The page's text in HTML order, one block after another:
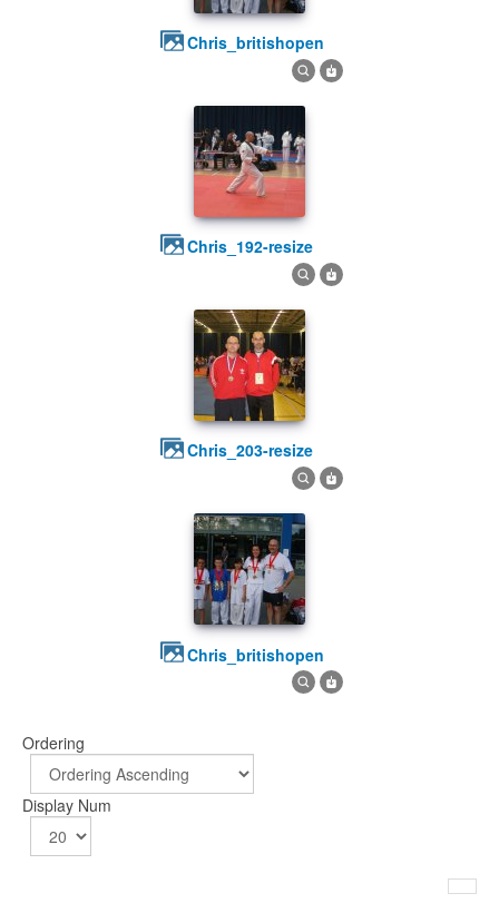
chris_britishopen
chris_192-resize
chris_203-resize
chris_britishopen
Ordering
Display Num